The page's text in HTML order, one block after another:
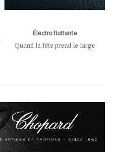
Électro flottante
Quand la fête prend le large